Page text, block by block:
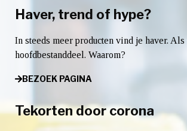
Haver, trend of hype?
In steeds meer producten vind je haver.
hoofdbestanddeel. Waarom?
BEZOEK PAGINA
Tekorten door corona